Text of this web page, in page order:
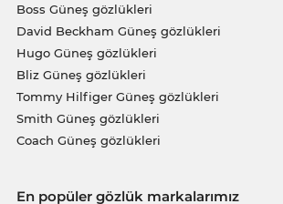
Boss Güneş gözlükleri
David Beckham Güneş gözlükleri
Hugo Güneş gözlükleri
Bliz Güneş gözlükleri
Tommy Hilfiger Güneş gözlükleri
Smith Güneş gözlükleri
Coach Güneş gözlükleri
En popüler gözlük markalarımız